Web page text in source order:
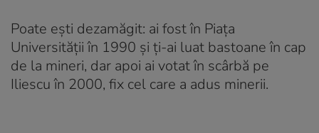
Poate ești dezamăgit: ai fost în Piața
Universității în 1990 și ți-ai luat bastoane în cap
de la mineri, dar apoi ai votat în scârbă pe
Iliescu în 2000, fix cel care a adus minerii.